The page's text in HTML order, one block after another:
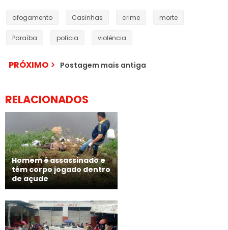
afogamento Casinhas crime morte
Paraíba polícia violência
PRÓXIMO Postagem mais antiga
RELACIONADOS
Homem é assassinado e
têm corpo jogado dentro
de açude